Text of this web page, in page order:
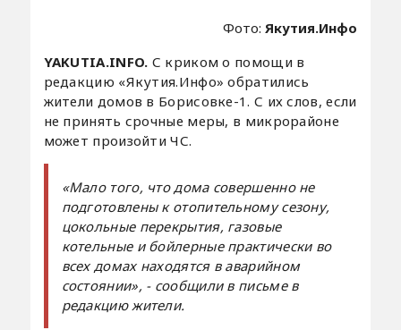
Фото:Якутия.Инфо
YAKUTIA.INFO. С криком о помощи в
редакцию «Якутия.Инфо» обратились
жители домов в Борисовке-1. С их слов, если
не принять срочные меры, в микрорайоне
может произойти ЧС.
«Мало того, что дома совершенно не
подготовлены к отопительному сезону,
цокольные перекрытия, газовые
котельные и бойлерные практически во
всех домах находятся в аварийном
состоянии», - сообщили в письме в
редакцию жители.